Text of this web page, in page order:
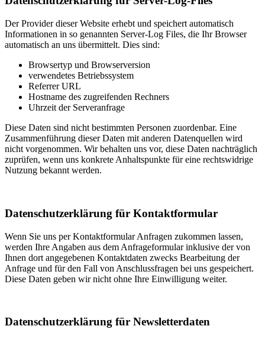
Der Provider dieser Website erhebt und speichert automatisch
Informationen in so genannten Server-Log Files, die Ihr Browser
automatisch an uns übermittelt. Dies sind:
Browsertyp und Browserversion
verwendetes Betriebssystem
Referrer URL
Hostname des zugreifenden Rechners
Uhrzeit der Serveranfrage
Diese Daten sind nicht bestimmten Personen zuordenbar. Eine
Zusammenführung dieser Daten mit anderen Datenquellen wird
nicht vorgenommen. Wir behalten uns vor, diese Daten nachträglich
zuprüfen, wenn uns konkrete Anhaltspunkte für eine rechtswidrige
Nutzung bekannt werden.
Datenschutzerklärung für Kontaktformular
Wenn Sie uns per Kontaktformular Anfragen zukommen lassen,
werden Ihre Angaben aus dem Anfrageformular inklusive der von
Ihnen dort angegebenen Kontaktdaten zwecks Bearbeitung der
Anfrage und für den Fall von Anschlussfragen bei uns gespeichert.
Diese Daten geben wir nicht ohne Ihre Einwilligung weiter.
Datenschutzerklärung für Newsletterdaten